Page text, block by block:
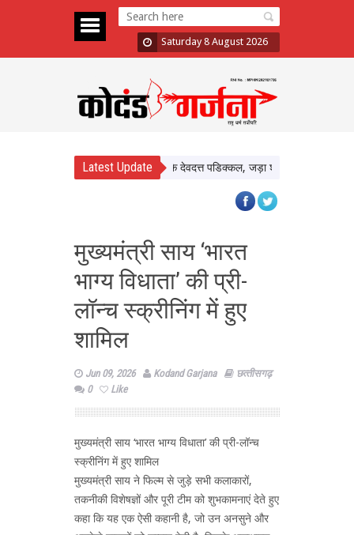
Saturday 8 August 2026
Latest Update
Shrilanka में चमके देवदत्त पडिक्कल, जड़ा शानदार शतक; जायसवाल-
मुख्यमंत्री साय ‘भारत
भाग्य विधाता’ की प्री-
लॉन्च स्क्रीनिंग में हुए
शामिल
Jun 09, 2026 Kodand Garjana
छत्‍तीसगढ़
0
Like
मुख्यमंत्री साय ‘भारत भाग्य विधाता’ की प्री-लॉन्च
स्क्रीनिंग में हुए शामिल
मुख्यमंत्री साय ने फिल्म से जुड़े सभी कलाकारों,
तकनीकी विशेषज्ञों और पूरी टीम को शुभकामनाएं देते हुए
कहा कि यह एक ऐसी कहानी है, जो उन अनसुने और